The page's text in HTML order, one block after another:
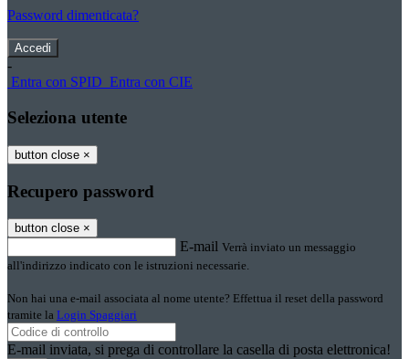
Password dimenticata?
-
Entra con SPID Entra con CIE
Seleziona utente
button close ×
Recupero password
button close ×
E-mail Verrà inviato un messaggio
all'indirizzo indicato con le istruzioni necessarie.
Non hai una e-mail associata al nome utente? Effettua il reset della password
tramite la Login Spaggiari
E-mail inviata, si prega di controllare la casella di posta elettronica!